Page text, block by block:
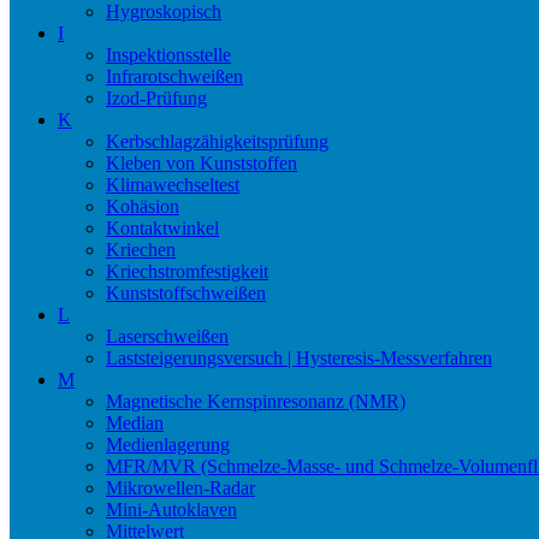
Hygroskopisch
I
Inspektionsstelle
Infrarotschweißen
Izod-Prüfung
K
Kerbschlagzähigkeitsprüfung
Kleben von Kunststoffen
Klimawechseltest
Kohäsion
Kontaktwinkel
Kriechen
Kriechstromfestigkeit
Kunststoffschweißen
L
Laserschweißen
Laststeigerungsversuch | Hysteresis-Messverfahren
M
Magnetische Kernspinresonanz (NMR)
Median
Medienlagerung
MFR/MVR (Schmelze-Masse- und Schmelze-
Mikrowellen-Radar
Mini-Autoklaven
Mittelwert